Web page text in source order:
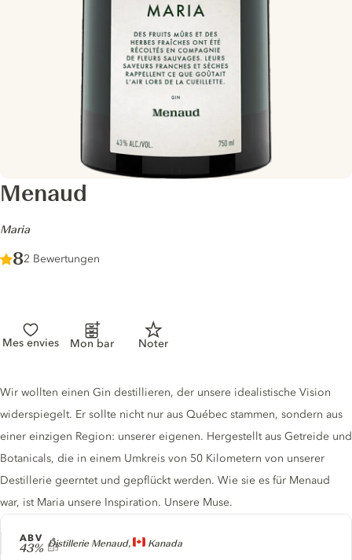
Menaud
-
Maria
Score :
8/ 10
2 Bewertungen
Mes envies Mon bar Noter
Producer
Distillerie Menaud, Kanada
ABV
43%
Gin description
Wir wollten einen Gin destillieren, der unsere idealistische Vision
widerspiegelt. Er sollte nicht nur aus Québec stammen, sondern aus
einer einzigen Region: unserer eigenen. Hergestellt aus Getreide und
Botanicals, die in einem Umkreis von 50 Kilometern von unserer
Destillerie geerntet und gepflückt werden. Wie sie es für Menaud
war, ist Maria unsere Inspiration. Unsere Muse.